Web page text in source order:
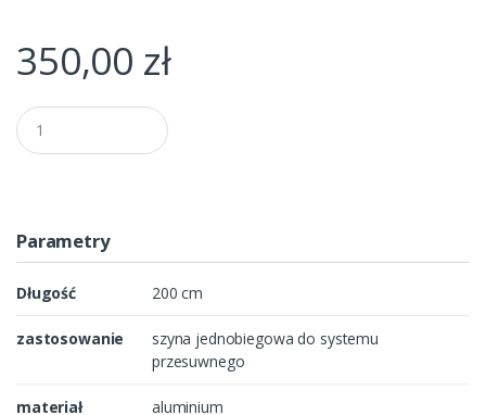
350,00 zł
Q
u
a
t
yParametry
Długość 200 cm
zastosowanie
szyna jednobiegowa do systemu
przesuwnego
materiał aluminium